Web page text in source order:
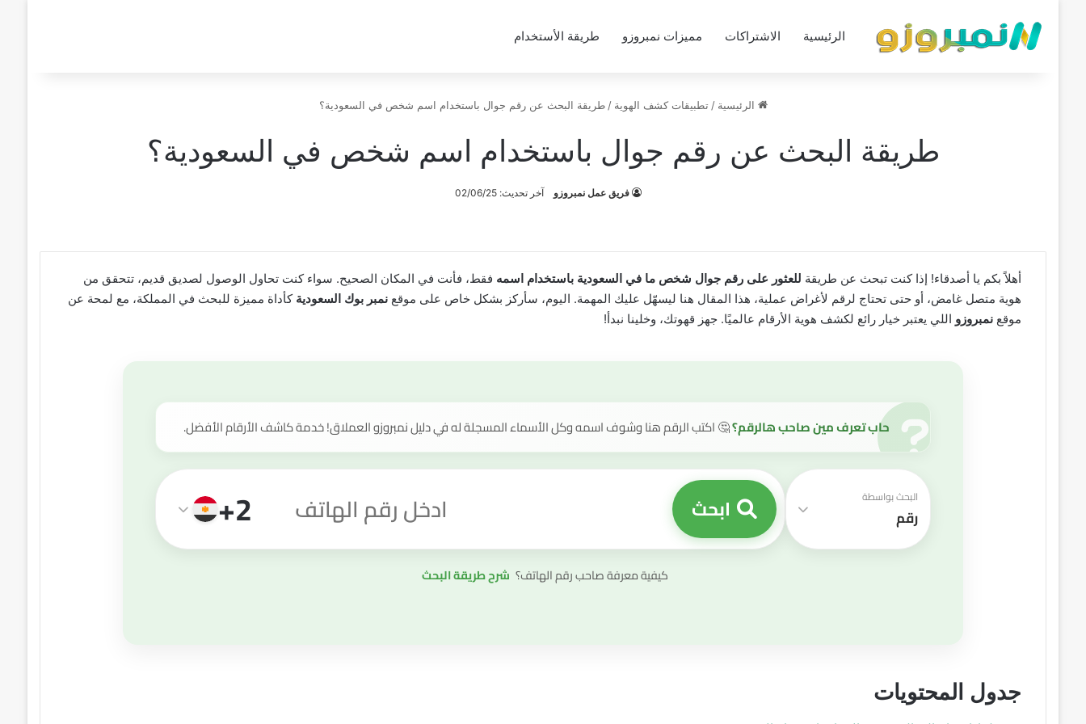
الرئيسية الاشتراكات مميزات نمبروزو طريقة الأستخدام
الرئيسية / تطبيقات كشف الهوية / طريقة البحث عن رقم جوال باستخدام اسم شخص في السعودية؟
طريقة البحث عن رقم جوال باستخدام اسم شخص في السعودية؟
فريق عمل نمبروزو آخر تحديث: 02/06/25
أهلاً بكم يا أصدقاء! إذا كنت تبحث عن طريقة للعثور على رقم جوال شخص ما في السعودية باستخدام اسمه فقط، فأنت في المكان الصحيح. سواء كنت تحاول الوصول لصديق قديم، تتحقق من
هوية متصل غامض، أو حتى تحتاج لرقم لأغراض عملية، هذا المقال هنا ليسهّل عليك المهمة. اليوم، سأركز بشكل خاص على موقع نمبر بوك السعودية كأداة مميزة للبحث في المملكة، مع لمحة عن
موقع نمبروزو اللي يعتبر خيار رائع لكشف هوية الأرقام عالميًا. جهز قهوتك، وخلينا نبدأ!
حاب تعرف مين صاحب هالرقم؟🤔 اكتب الرقم هنا وشوف اسمه وكل الأسماء المسجلة له في دليل نمبروزو العملاق! خدمة كاشف الأرقام الأفضل.
البحث بواسطة
رقم +2 قيمة البحث ابحث
كيفية معرفة صاحب رقم الهاتف؟ شرح طريقة البحث
جدول المحتويات